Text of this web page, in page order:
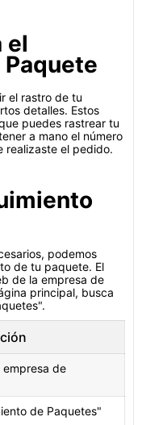
el
el rastro de tu
detalles. Estos
puedes rastrear tu
a mano el número
realizaste el pedido.
podemos
de tu paquete. El
de la empresa de
principal, busca
empresa de
de Paquetes"